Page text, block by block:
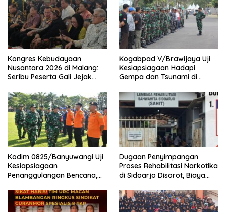
Kongres Kebudayaan
Nusantara 2026 di Malang:
Seribu Peserta Gali Jejak
Budaya Indonesia
Kogabpad V/Brawijaya Uji
Kesiapsiagaan Hadapi
Gempa dan Tsunami di
Kodim 0825/Banyuwangi Uji
Kesiapsiagaan
Penanggulangan Bencana,
Dugaan Penyimpangan
Proses Rehabilitasi Narkotika
di Sidoarjo Disorot, Biaya
Rekening Pribadi